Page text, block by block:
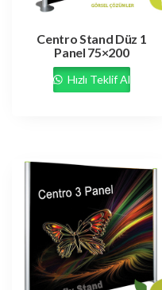
Centro Stand Düz 1
Panel 75×200
Hızlı Teklif Al